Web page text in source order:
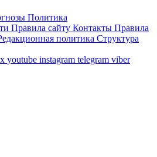
Политика
Правила сайту Контакты Правила
политика Структура
x youtube instagram telegram viber